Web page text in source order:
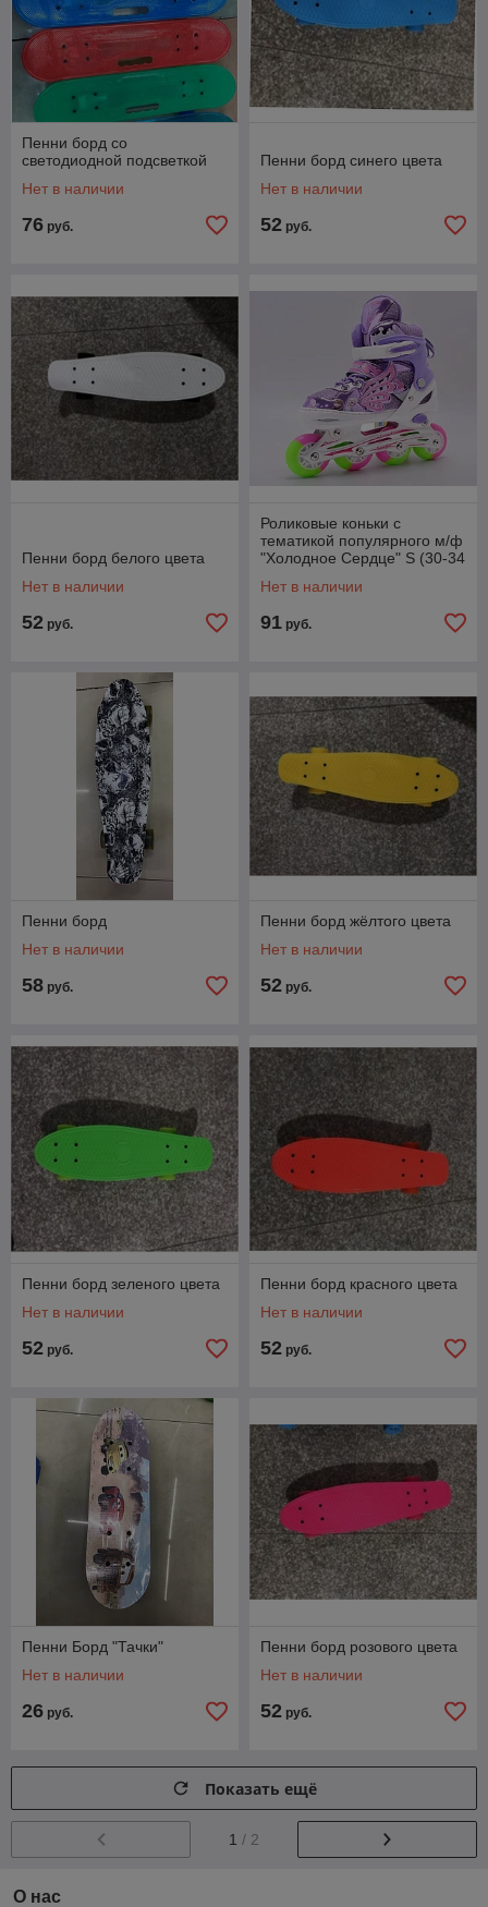
Пенни борд со
светодиодной подсветкой
Нет в наличии
76 руб.
Пенни борд синего цвета
Нет в наличии
52 руб.
Пенни борд белого цвета
Нет в наличии
52 руб.
Роликовые коньки с
тематикой популярного м/ф
"Холодное Сердце" S (30-34
Нет в наличии
91 руб.
Пенни борд
Нет в наличии
58 руб.
Пенни борд жёлтого цвета
Нет в наличии
52 руб.
Пенни борд зеленого цвета
Нет в наличии
52 руб.
Пенни борд красного цвета
Нет в наличии
52 руб.
Пенни Борд "Тачки"
Нет в наличии
26 руб.
Пенни борд розового цвета
Нет в наличии
52 руб.
Показать ещё
1 / 2
О нас